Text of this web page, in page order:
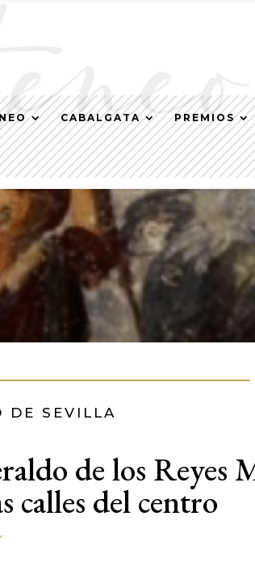
CABALGATA PREMIOS
DE SEVILLA
de los Reyes
calles del centro